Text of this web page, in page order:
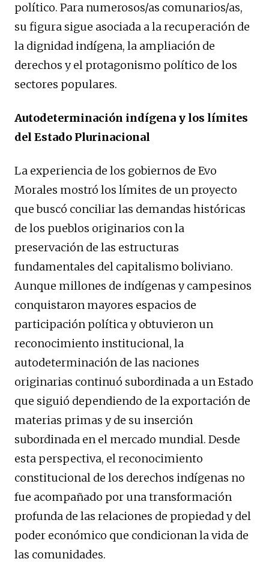
político. Para numerosos/as comunarios/as,
su figura sigue asociada a la recuperación de
la dignidad indígena, la ampliación de
derechos y el protagonismo político de los
sectores populares.
Autodeterminación indígena y los límites
del Estado Plurinacional
La experiencia de los gobiernos de Evo
Morales mostró los límites de un proyecto
que buscó conciliar las demandas históricas
de los pueblos originarios con la
preservación de las estructuras
fundamentales del capitalismo boliviano.
Aunque millones de indígenas y campesinos
conquistaron mayores espacios de
participación política y obtuvieron un
reconocimiento institucional, la
autodeterminación de las naciones
originarias continuó subordinada a un Estado
que siguió dependiendo de la exportación de
materias primas y de su inserción
subordinada en el mercado mundial. Desde
esta perspectiva, el reconocimiento
constitucional de los derechos indígenas no
fue acompañado por una transformación
profunda de las relaciones de propiedad y del
poder económico que condicionan la vida de
las comunidades.